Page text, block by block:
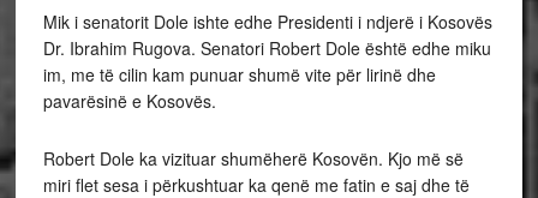
Mik i senatorit Dole ishte edhe Presidenti i ndjerë i Kosovës
Dr. Ibrahim Rugova. Senatori Robert Dole është edhe miku
im, me të cilin kam punuar shumë vite për lirinë dhe
pavarësinë e Kosovës.
Robert Dole ka vizituar shumëherë Kosovën. Kjo më së
miri flet sesa i përkushtuar ka qenë me fatin e saj dhe të